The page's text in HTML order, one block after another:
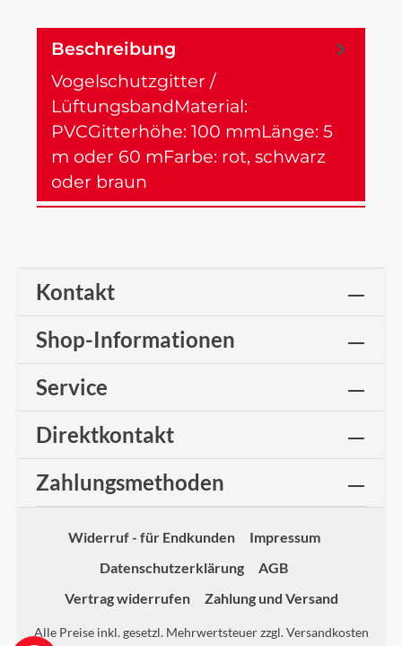
Beschreibung
Vogelschutzgitter /
LüftungsbandMaterial:
PVCGitterhöhe: 100 mmLänge: 5
m oder 60 mFarbe: rot, schwarz
oder braun
Kontakt
Shop-Informationen
Service
Direktkontakt
Zahlungsmethoden
Widerruf - für Endkunden
Impressum
Datenschutzerklärung
AGB
Vertrag widerrufen
Zahlung und Versand
Alle Preise inkl. gesetzl. Mehrwertsteuer zzgl.Versandkosten